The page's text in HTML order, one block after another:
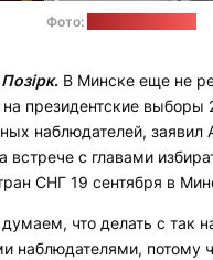
Фото:
Позірк. В Минске еще не
президентские выборы
наблюдателей, заявил
встрече с главами
СНГ 19 сентября в
что делать с так
наблюдателями, потому